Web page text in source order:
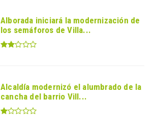
Alborada iniciará la modernización de
los semáforos de Villa...
Alcaldía modernizó el alumbrado de la
cancha del barrio Vill...